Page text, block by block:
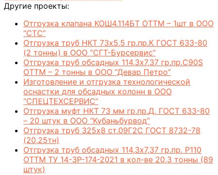
Другие проекты:
Отгрузка клапана КОШ4.114БТ ОТТМ – 1шт в ООО
“СТС”
Отгрузка труб НКТ 73х5,5 гр.пр.К ГОСТ 633-80
(2 тонны) в ООО “СГТ-Бурсервис”
Отгрузка труб обсадных 114,3х7,37 гр.пр.C90S
ОТТМ – 2 тонны в ООО “Девар Петро”
Изготовление и отгрузка технологической
оснастки для обсадных колонн в ООО
“СПЕЦТЕХСЕРВИС”
Отгрузка муфт НКТ 73 мм гр.пр.Д, ГОСТ 633-80
– 20 штук в ООО “Кубаньбурвод”
Отгрузка труб 325х8 ст.09Г2С ГОСТ 8732-78
(20,25тн)
Отгрузка труб обсадных 114,3х7,37 гр.пр. Р110
ОТТМ ТУ 14-3Р-174-2021 в кол-ве 20,3 тонны (89
штук)